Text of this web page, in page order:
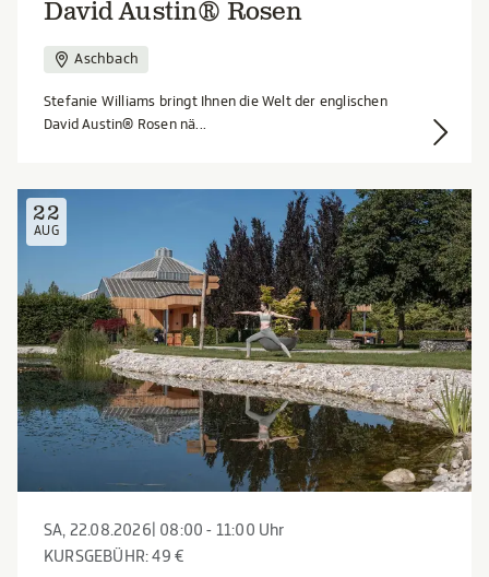
David Austin® Rosen
Aschbach
Stefanie Williams bringt Ihnen die Welt der englischen
David Austin® Rosen nä...
22
AUG
SA, 22.08.2026| 08:00 - 11:00 Uhr
KURSGEBÜHR: 49 €